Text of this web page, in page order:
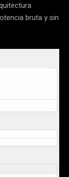
bruta y sin